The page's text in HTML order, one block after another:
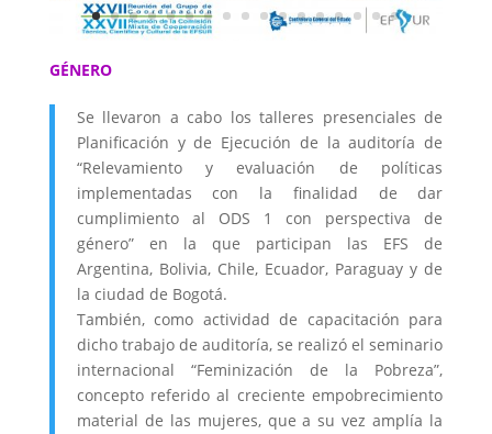
GÉNERO
Se llevaron a cabo los talleres presenciales de
Planificación y de Ejecución de la auditoría de
“Relevamiento y evaluación de políticas
implementadas con la finalidad de dar
cumplimiento al ODS 1 con perspectiva de
género” en la que participan las EFS de
Argentina, Bolivia, Chile, Ecuador, Paraguay y de
la ciudad de Bogotá.
También, como actividad de capacitación para
dicho trabajo de auditoría, se realizó el seminario
internacional “Feminización de la Pobreza”,
concepto referido al creciente empobrecimiento
material de las mujeres, que a su vez amplía la